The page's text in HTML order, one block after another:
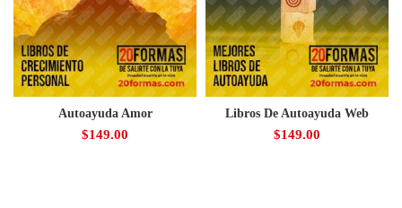
Autoayuda Amor
$149.00
Libros De Autoayuda Web
$149.00